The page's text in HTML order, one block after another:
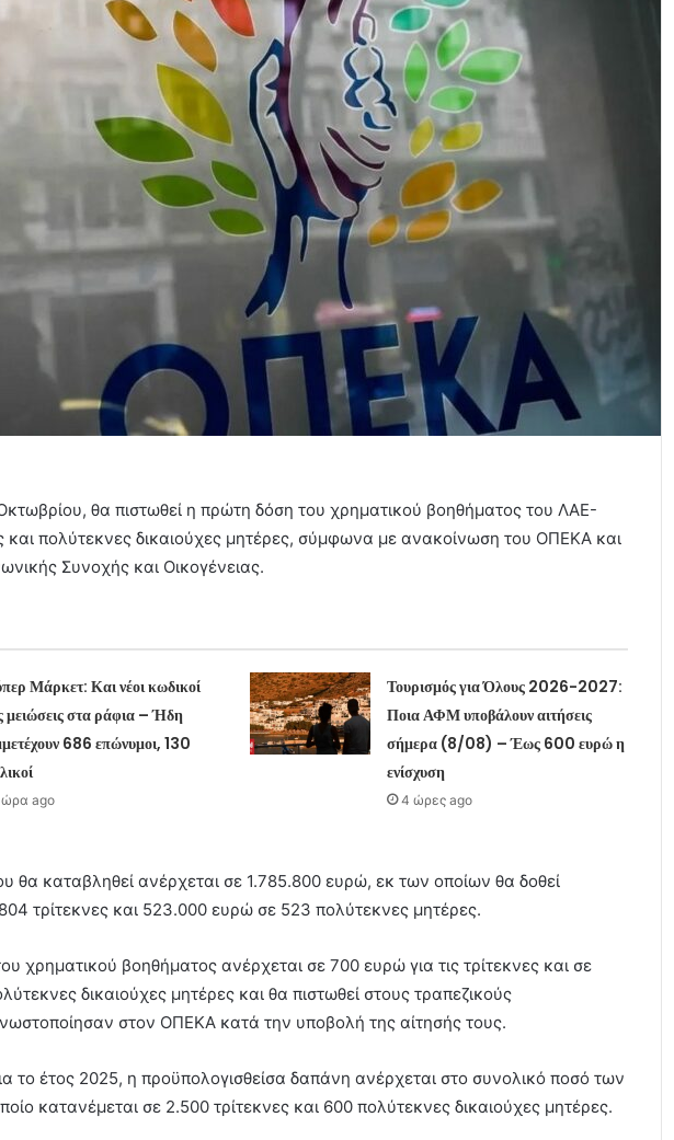
θα πιστωθεί η πρώτη δόση του χρηματικού βοηθήματος του ΛΑΕ-
και πολύτεκνες δικαιούχες μητέρες, σύμφωνα με ανακοίνωση του ΟΠΕΚΑ και
Συνοχής και Οικογένειας.
Μάρκετ: Και νέοι κωδικοί
μειώσεις στα ράφια – Ήδη
686 επώνυμοι, 130
ώρα ago
Τουρισμός για Όλους 2026-2027:
Ποια ΑΦΜ υποβάλουν αιτήσεις
σήμερα (8/08) – Έως 600 ευρώ η
ενίσχυση
4 ώρες ago
θα καταβληθεί ανέρχεται σε 1.785.800 ευρώ, εκ των οποίων θα δοθεί
τρίτεκνες και 523.000 ευρώ σε 523 πολύτεκνες μητέρες.
χρηματικού βοηθήματος ανέρχεται σε 700 ευρώ για τις τρίτεκνες και σε
δικαιούχες μητέρες και θα πιστωθεί στους τραπεζικούς
στον ΟΠΕΚΑ κατά την υποβολή της αίτησής τους.
το έτος 2025, η προϋπολογισθείσα δαπάνη ανέρχεται στο συνολικό ποσό των
κατανέμεται σε 2.500 τρίτεκνες και 600 πολύτεκνες δικαιούχες μητέρες.